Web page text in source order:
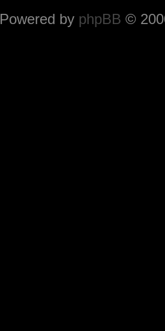
Powered by phpBB ©